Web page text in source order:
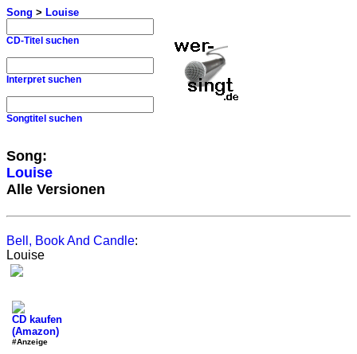
Song > Louise
CD-Titel suchen
Interpret suchen
Songtitel suchen
Song:
Louise
Alle Versionen
Bell, Book And Candle:
Louise
CD kaufen
(Amazon)
#Anzeige